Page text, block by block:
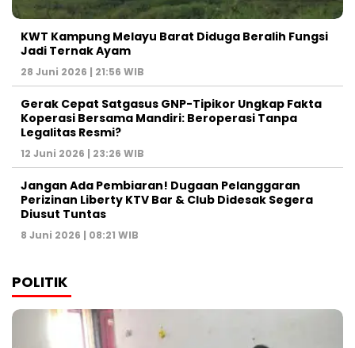
KWT Kampung Melayu Barat Diduga Beralih Fungsi
Jadi Ternak Ayam
28 Juni 2026 | 21:56 WIB
Gerak Cepat Satgasus GNP-Tipikor Ungkap Fakta
Koperasi Bersama Mandiri: Beroperasi Tanpa
Legalitas Resmi?
12 Juni 2026 | 23:26 WIB
Jangan Ada Pembiaran! Dugaan Pelanggaran
Perizinan Liberty KTV Bar & Club Didesak Segera
Diusut Tuntas
8 Juni 2026 | 08:21 WIB
POLITIK